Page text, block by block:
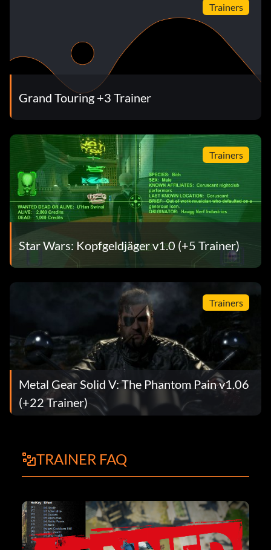
Trainers
Grand Touring +3 Trainer
Trainers
Star Wars: Kopfgeldjäger v1.0 (+5 Trainer)
Trainers
Metal Gear Solid V: The Phantom Pain v1.06
(+22 Trainer)
TRAINER FAQ